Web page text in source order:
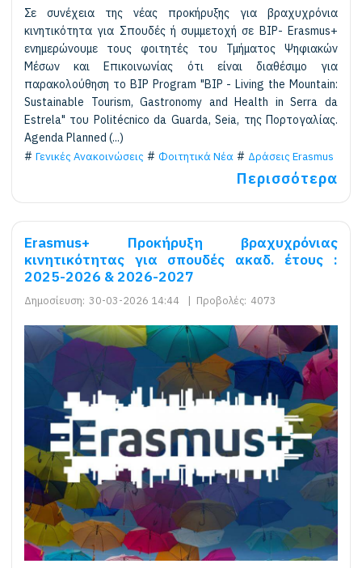
Σε συνέχεια της νέας προκήρυξης για βραχυχρόνια
κινητικότητα για Σπουδές ή συμμετοχή σε BIP- Erasmus+
ενημερώνουμε τους φοιτητές του Τμήματος Ψηφιακών
Μέσων και Επικοινωνίας ότι είναι διαθέσιμο για
παρακολούθηση το BIP Program "BIP - Living the Mountain:
Sustainable Tourism, Gastronomy and Health in Serra da
Estrela" του Politécnico da Guarda, Seia, της Πορτογαλίας.
Agenda Planned (...)
Γενικές Ανακοινώσεις
Φοιτητικά Νέα Δράσεις Erasmus
Περισσότερα
Erasmus+ Προκήρυξη βραχυχρόνιας
κινητικότητας για σπουδές ακαδ. έτους :
2025-2026 & 2026-2027
Δημοσίευση: 30-03-2026 14:44 | Προβολές: 4073